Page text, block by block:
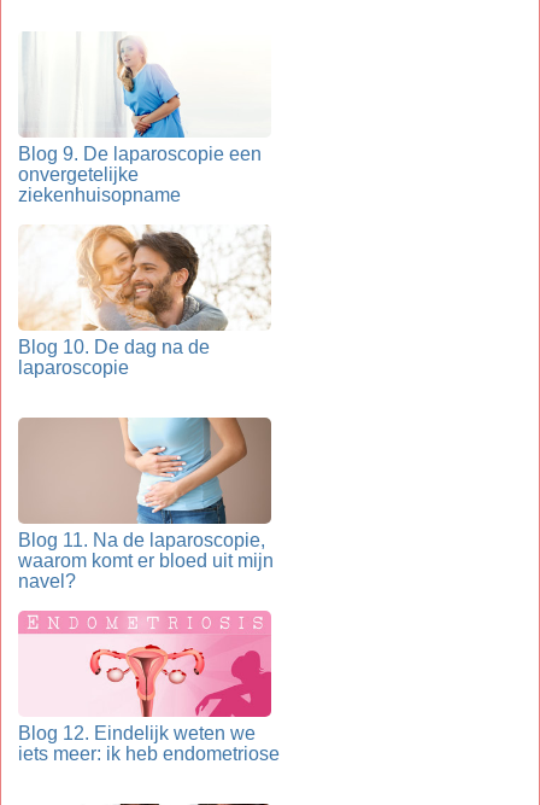
Blog 9. De laparoscopie een
onvergetelijke
ziekenhuisopname
Blog 10. De dag na de
laparoscopie
Blog 11. Na de laparoscopie,
waarom komt er bloed uit mijn
navel?
Blog 12. Eindelijk weten we
iets meer: ik heb endometriose